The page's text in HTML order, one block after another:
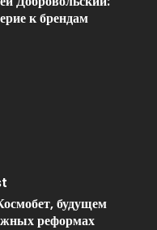
к брендам
будущем
реформах